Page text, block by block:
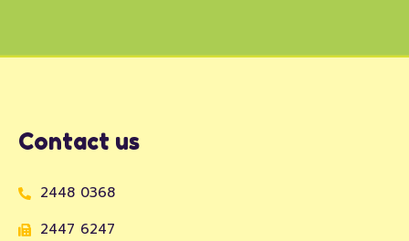
Contact us
2448 0368
2447 6247